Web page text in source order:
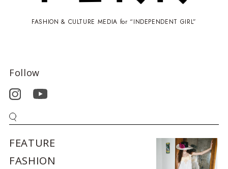
FASHION & CULTURE MEDIA for “INDEPENDENT GIRL”
Follow
FEATURE
FASHION